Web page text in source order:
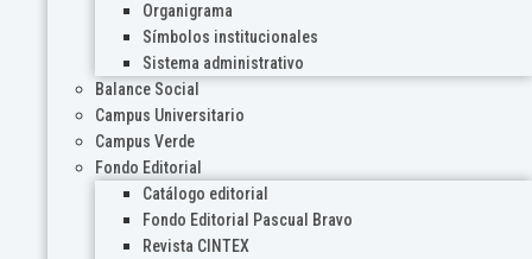
Organigrama
Símbolos institucionales
Sistema administrativo
Balance Social
Campus Universitario
Campus Verde
Fondo Editorial
Catálogo editorial
Fondo Editorial Pascual Bravo
Revista CINTEX